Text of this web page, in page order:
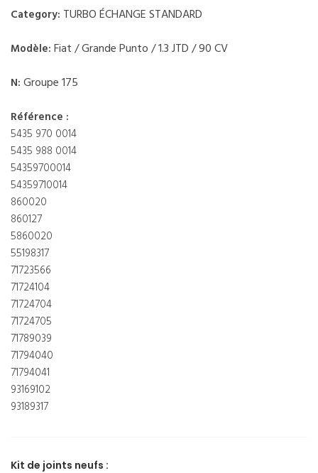
Category: TURBO ÉCHANGE STANDARD
Modèle: Fiat / Grande Punto / 1.3 JTD / 90 CV
N: Groupe 175
Référence :
5435 970 0014
5435 988 0014
54359700014
54359710014
860020
860127
5860020
55198317
71723566
71724104
71724704
71724705
71789039
71794040
71794041
93169102
93189317
Kit de joints neufs :